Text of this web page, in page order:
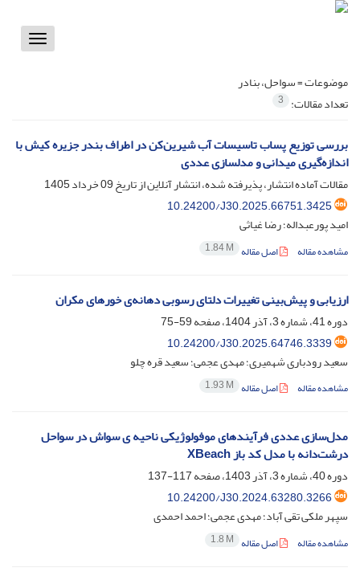
Toggle
موضوعات =سواحل، بنادر
تعداد مقالات: 3
بررسی توزیع پساب تاسیسات آب شیرین‌کن در اطراف بندر جزیره کیش با
اندازه‌گیری میدانی و مدلسازی عددی
مقالات آماده انتشار، پذیرفته شده، انتشار آنلاین از تاریخ09 خرداد 1405
10.24200/J30.2025.66751.3425
امید پورعبداله؛ رضا غیاثی
مشاهده مقاله اصل مقاله 1.84 M
ارزیابی و پیش‌بینی تغییرات دلتای رسوبی دهانه‌ی خورهای مکران
دوره 41، شماره 3، آذر 1404، صفحه
59-75
10.24200/J30.2025.64746.3339
سعید رودباری شهمیری؛ مهدی عجمی؛ سعید قره چلو
مشاهده مقاله اصل مقاله 1.93 M
مدل‌سازی عددی فرآیندهای موفولوژیکی ناحیه ی سواش در سواحل
درشت‌دانه با مدل کد‌ باز XBeach
دوره 40، شماره 3، آذر 1403، صفحه
117-137
10.24200/J30.2024.63280.3266
سپهر ملکی تقی آباد؛ مهدی عجمی؛ احمد احمدی
مشاهده مقاله اصل مقاله 1.8 M